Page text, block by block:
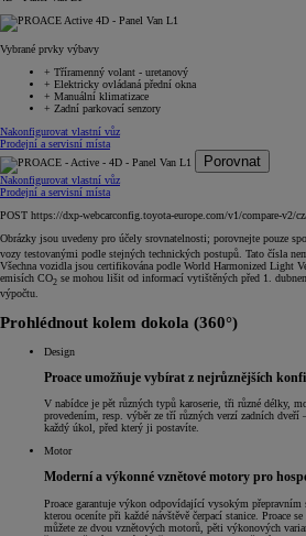
Vybrané prvky výbavy
+ Tříramenný volant - uretanový
+ Elektricky ovládaná přední okna
+ Manuální klimatizace
+ Zadní parkovací senzory
Nakonfigurovat vlastní vůz
Prodejní a servisní místa
Porovnat
Nakonfigurovat vlastní vůz
Prodejní a servisní místa
POST https://dxp-webcarconfig.toyota-europe.com/v1/compare-v2/
Obrázky jsou uvedeny pro účely srovnatelnosti; porovnejte pouze
vozy testovanými podle stejných technických postupů. Tato čísla
Všechna vozidla jsou certifikována podle World Harmonized Light
emisích CO2 se mohou lišit od informací vytištěných před 1.
výpočtu.
Prohlédnout kolem dokola (360°)
Design
Proace umožňuje vybírat z nejrůznějších
V nabídce je pět různých typů karoserie, tři různé délky,
provedením, resp. výběr ze tří různých verzí zadních dveří
každý úkol, před který ji postavíte.
Motor
Moderní a výkonné vznětové motory pro
Proace garantuje výkon odpovídající vysokým přepravním
kterou oceníte při každé návštěvě čerpací stanice. Proace
můžete ze dvou vznětových motorů, pěti výkonových